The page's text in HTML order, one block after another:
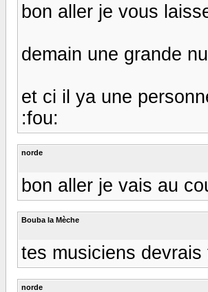
bon aller je vous
demain une grande
et ci il ya une
:fou:
norde
bon aller je vais au
Bouba la Mèche
tes musiciens
norde